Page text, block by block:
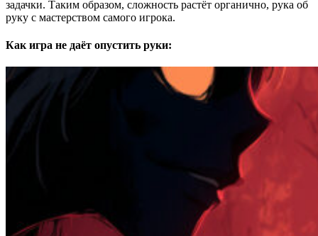
задачки. Таким образом, сложность растёт органично, рука об
руку с мастерством самого игрока.
Как игра не даёт опустить руки: